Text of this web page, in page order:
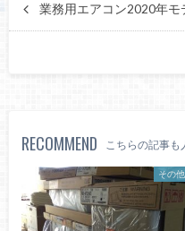
業務用エアコン2020年モ
RECOMMEND こちらの記事も
その他